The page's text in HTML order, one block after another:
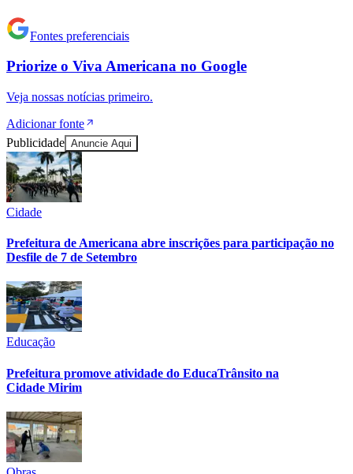
Palmeiras
Fontes preferenciais
Priorize o Viva Americana no Google
Veja nossas notícias primeiro.
Adicionar fonte
Publicidade Anuncie Aqui
Cidade
Prefeitura de Americana abre inscrições para participação no
Desfile de 7 de Setembro
Educação
Prefeitura promove atividade do EducaTrânsito na
Cidade Mirim